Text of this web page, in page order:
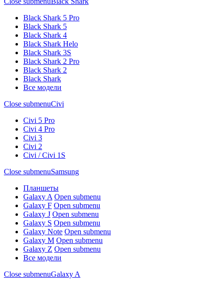
Black Shark 5 Pro
Black Shark 5
Black Shark 4
Black Shark Helo
Black Shark 3S
Black Shark 2 Pro
Black Shark 2
Black Shark
Все модели
Close submenuCivi
Civi 5 Pro
Civi 4 Pro
Civi 3
Civi 2
Civi / Civi 1S
Close submenuSamsung
Планшеты
Galaxy A Open submenu
Galaxy F Open submenu
Galaxy J Open submenu
Galaxy S Open submenu
Galaxy Note Open submenu
Galaxy M Open submenu
Galaxy Z Open submenu
Все модели
Close submenuGalaxy A